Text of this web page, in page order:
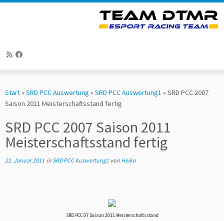
Inhalt
springen
Start» SRD PCC Auswertung » SRD PCC Auswertung1 » SRD PCC 2007
Saison 2011 Meisterschaftsstand fertig
SRD PCC 2007 Saison 2011
Meisterschaftsstand fertig
21. Januar 2011 in SRD PCC Auswertung1 von Heiko
SRD PCC 07 Saison 2011 Meisterschaftsstand